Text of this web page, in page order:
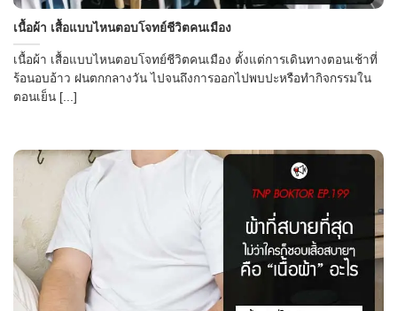
เนื้อผ้า เสื้อแบบไหนตอบโจทย์ชีวิตคนเมือง
เนื้อผ้า เสื้อแบบไหนตอบโจทย์ชีวิตคนเมือง ตั้งแต่การเดินทางตอนเช้าที่
ร้อนอบอ้าว ฝนตกกลางวัน ไปจนถึงการออกไปพบปะหรือทำกิจกรรมใน
ตอนเย็น [...]